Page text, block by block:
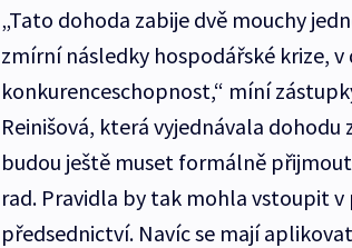
„Tato dohoda zabije dvě mouchy
zmírní následky hospodářské krize,
konkurenceschopnost,“ míní
Reinišová, která vyjednávala
budou ještě muset formálně
rad. Pravidla by tak mohla vstoupit
předsednictví. Navíc se mají